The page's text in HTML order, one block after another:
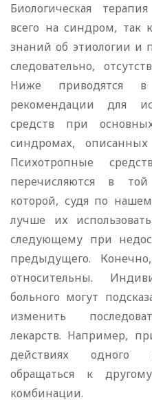
Биологическая
всего на синдром, так
знаний об этиологии и
следовательно,
Ниже приводятся
рекомендации для
средств при
синдромах,
Психотропные
перечисляются в той
которой, судя по
лучше их
следующему при
предыдущего.
относительны.
больного могут
изменить
лекарств. Например,
действиях одного
обращаться к
комбинации.